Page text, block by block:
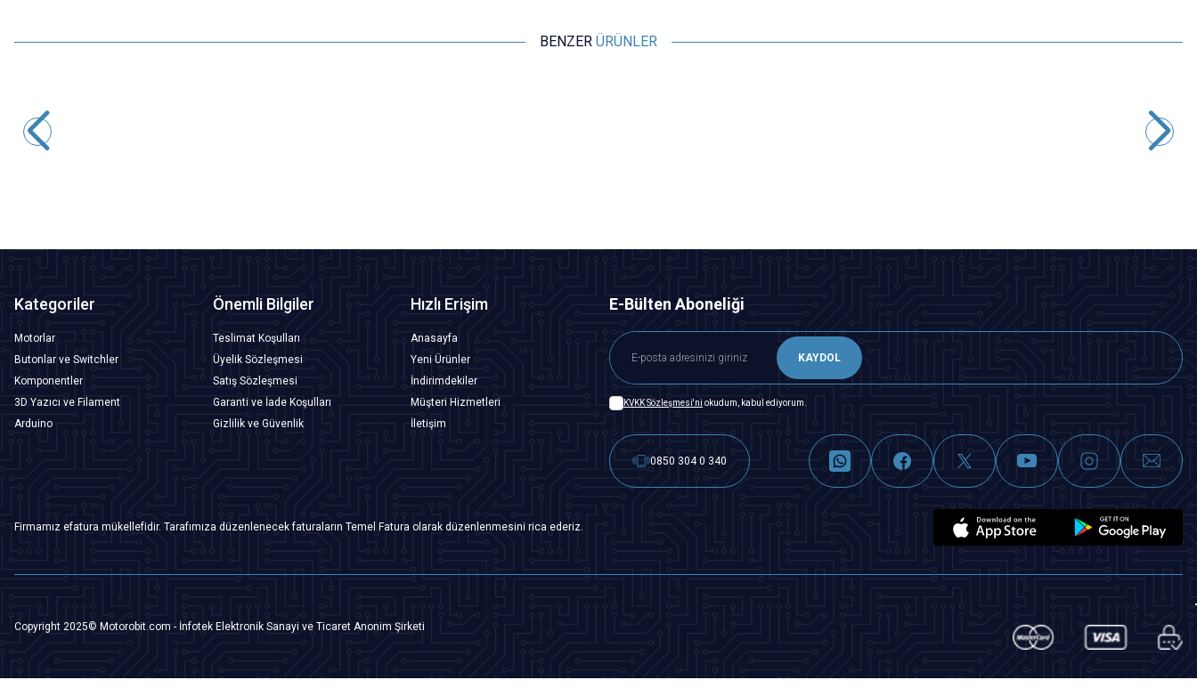
BENZER ÜRÜNLER
Kategoriler
Motorlar
Butonlar ve Switchler
Komponentler
3D Yazıcı ve Filament
Arduino
Önemli Bilgiler
Teslimat Koşulları
Üyelik Sözleşmesi
Satış Sözleşmesi
Garanti ve İade Koşulları
Gizlilik ve Güvenlik
Hızlı Erişim
Anasayfa
Yeni Ürünler
İndirimdekiler
Müşteri Hizmetleri
İletişim
E-Bülten Aboneliği
KAYDOL
KVKK Sözleşmesi'ni okudum, kabul ediyorum.
0850 304 0 340
Firmamız efatura mükellefidir. Tarafımıza düzenlenecek faturaların Temel Fatura olarak düzenlenmesini rica ederiz.
Copyright 2025© Motorobit.com - İnfotek Elektronik Sanayi ve Ticaret Anonim Şirketi